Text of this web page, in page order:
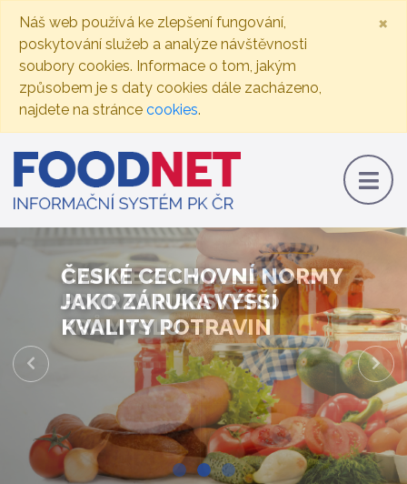
Náš web používá ke zlepšení fungování,
poskytování služeb a analýze návštěvnosti
soubory cookies. Informace o tom, jakým
způsobem je s daty cookies dále zacházeno,
najdete na stránce cookies.
×
ČESKÉ CECHOVNÍ NORMY
JAKO ZÁRUKA VYŠŠÍ
KVALITY POTRAVIN